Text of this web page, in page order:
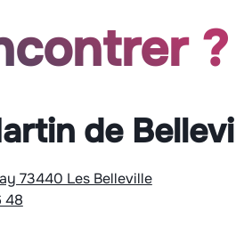
?
de
73440 Les Belleville
48